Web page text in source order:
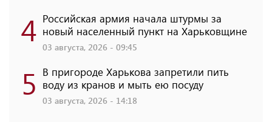
4 Российская армия начала штурмы за
новый населенный пункт на Харьковщине
03 августа, 2026 - 09:45
5 В пригороде Харькова запретили пить
воду из кранов и мыть ею посуду
03 августа, 2026 - 14:18